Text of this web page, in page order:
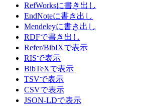
RefWorksに書き出し
EndNoteに書き出し
Mendeleyに書き出し
RDFで書き出し
Refer/BibIXで表示
RISで表示
BibTeXで表示
TSVで表示
CSVで表示
JSON-LDで表示